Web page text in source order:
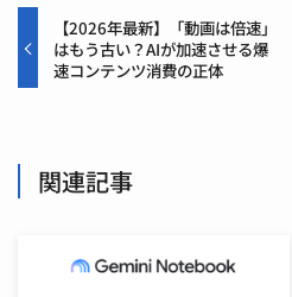
【2026年最新】「動画は倍速」
はもう古い？AIが加速させる爆
速コンテンツ消費の正体
関連記事